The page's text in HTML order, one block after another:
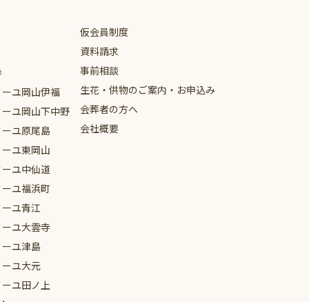
2021年10月
2021年9月
2021年7月
ユ岡山伊福
ユ岡山下中野
ユ原尾島
ユ東岡山
ユ中仙道
ユ福浜町
ユ青江
ユ大雲寺
ユ津島
ユ大元
ユ田ノ上
仮会員制度
資料請求
事前相談
生花・供物のご案内・お申込み
会葬者の方へ
会社概要